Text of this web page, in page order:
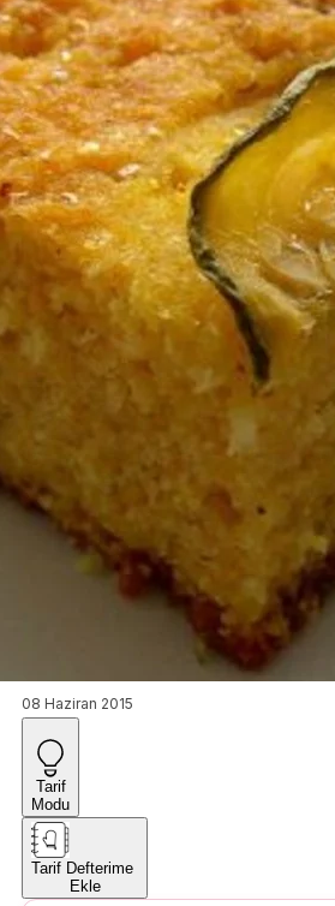
08 Haziran 2015
Tarif
Modu
Tarif Defterime
Ekle